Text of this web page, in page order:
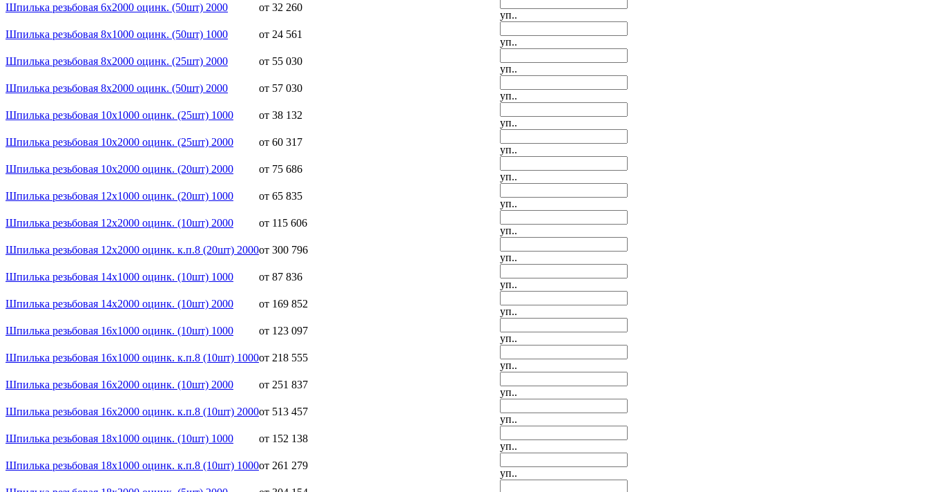
Шпилька резьбовая 6x2000 оцинк. (50шт) 2000
от 32 260
уп..
Шпилька резьбовая 8x1000 оцинк. (50шт) 1000
от 24 561
уп..
Шпилька резьбовая 8x2000 оцинк. (25шт) 2000
от 55 030
уп..
Шпилька резьбовая 8x2000 оцинк. (50шт) 2000
от 57 030
уп..
Шпилька резьбовая 10x1000 оцинк. (25шт) 1000
от 38 132
уп..
Шпилька резьбовая 10x2000 оцинк. (25шт) 2000
от 60 317
уп..
Шпилька резьбовая 10x2000 оцинк. (20шт) 2000
от 75 686
уп..
Шпилька резьбовая 12x1000 оцинк. (20шт) 1000
от 65 835
уп..
Шпилька резьбовая 12x2000 оцинк. (10шт) 2000
от 115 606
уп..
Шпилька резьбовая 12x2000 оцинк. к.п.8 (20шт) 2000от 300 796
уп..
Шпилька резьбовая 14x1000 оцинк. (10шт) 1000
от 87 836
уп..
Шпилька резьбовая 14x2000 оцинк. (10шт) 2000
от 169 852
уп..
Шпилька резьбовая 16x1000 оцинк. (10шт) 1000
от 123 097
уп..
Шпилька резьбовая 16x1000 оцинк. к.п.8 (10шт) 1000от 218 555
уп..
Шпилька резьбовая 16x2000 оцинк. (10шт) 2000
от 251 837
уп..
Шпилька резьбовая 16x2000 оцинк. к.п.8 (10шт) 2000от 513 457
уп..
Шпилька резьбовая 18x1000 оцинк. (10шт) 1000
от 152 138
уп..
Шпилька резьбовая 18x1000 оцинк. к.п.8 (10шт) 1000от 261 279
уп..